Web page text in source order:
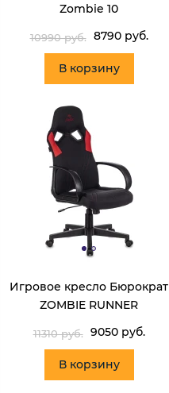
Zombie 10
10990 руб. 8790 руб.
В корзину
Игровое кресло Бюрократ
ZOMBIE RUNNER
11310 руб. 9050 руб.
В корзину